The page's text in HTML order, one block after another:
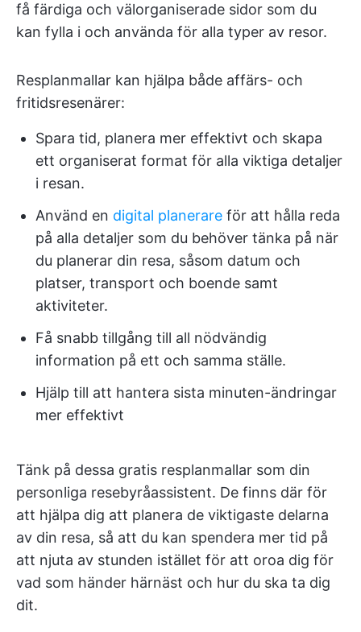
få färdiga och välorganiserade sidor som du
kan fylla i och använda för alla typer av resor.
Resplanmallar kan hjälpa både affärs- och
fritidsresenärer:
Spara tid, planera mer effektivt och skapa
ett organiserat format för alla viktiga detaljer
i resan.
Använd en digital planerare för att hålla reda
på alla detaljer som du behöver tänka på när
du planerar din resa, såsom datum och
platser, transport och boende samt
aktiviteter.
Få snabb tillgång till all nödvändig
information på ett och samma ställe.
Hjälp till att hantera sista minuten-ändringar
mer effektivt
Tänk på dessa gratis resplanmallar som din
personliga resebyråassistent. De finns där för
att hjälpa dig att planera de viktigaste delarna
av din resa, så att du kan spendera mer tid på
att njuta av stunden istället för att oroa dig för
vad som händer härnäst och hur du ska ta dig
dit.